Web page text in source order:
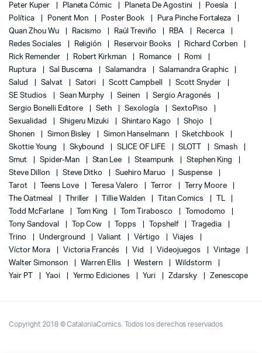
Peter Kuper
Planeta Cómic Planeta De Agostini
Poesía
Política
Ponent Mon Poster Book
Pura Pinche Fortaleza
Quan Zhou Wu
Racismo Raúl Treviño RBA
Recerca
Redes Sociales
Religión Reservoir Books
Richard Corben
Rick Remender
Robert Kirkman Romance
Romi
Ruptura
Sal Buscema Salamandra
Salamandra Graphic
Salud
Salvat Satori Scott Campbell
Scott Snyder
SE Studios
Sean Murphy Seinen
Sergio Aragonés
Sergio Bonelli Editore
Seth Sexología
SextoPiso
Sexualidad
Shigeru Mizuki Shintaro Kago
Shojo
Shonen
Simon Bisley Simon Hanselmann
Sketchbook
Skottie Young
Skybound SLICE OF LIFE SLOTT
Smash
Smut
Spider-Man Stan Lee Steampunk
Stephen King
Steve Dillon
Steve Ditko Suehiro Maruo
Suspense
Tarot
Teens Love Teresa Valero Terror
Terry Moore
The Oatmeal
Thriller Tillie Walden Titan Comics
TL
Todd McFarlane
Tom King Tom Tirabosco
Tomodomo
Tony Sandoval
Top Cow Topps Topshelf
Tragedia
Trino
Underground Valiant Vértigo
Viajes
Víctor Mora
Victoria Francés Vid Videojuegos
Vintage
Walter Simonson
Warren Ellis Western
Wildstorm
Yair PT
Yaoi Yermo Ediciones Yuri Zdarsky Zenescope
Copyright 2018 © CataloniaComics. Todos los derechos reservados